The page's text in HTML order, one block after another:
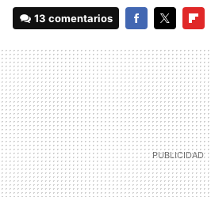
13 comentarios